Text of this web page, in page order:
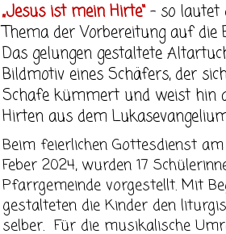
„Jesus ist mein Hirte“– so lautet
Thema der Vorbereitung auf die
Das gelungen gestaltete
Bildmotiv eines Schäfers, der
Schafe kümmert und weist hin
Hirten aus dem
Beim feierlichen Gottesdienst
Feber 2024, wurden 17
Pfarrgemeinde vorgestellt. Mit
gestalteten die Kinder den
selber. Für die musikalische